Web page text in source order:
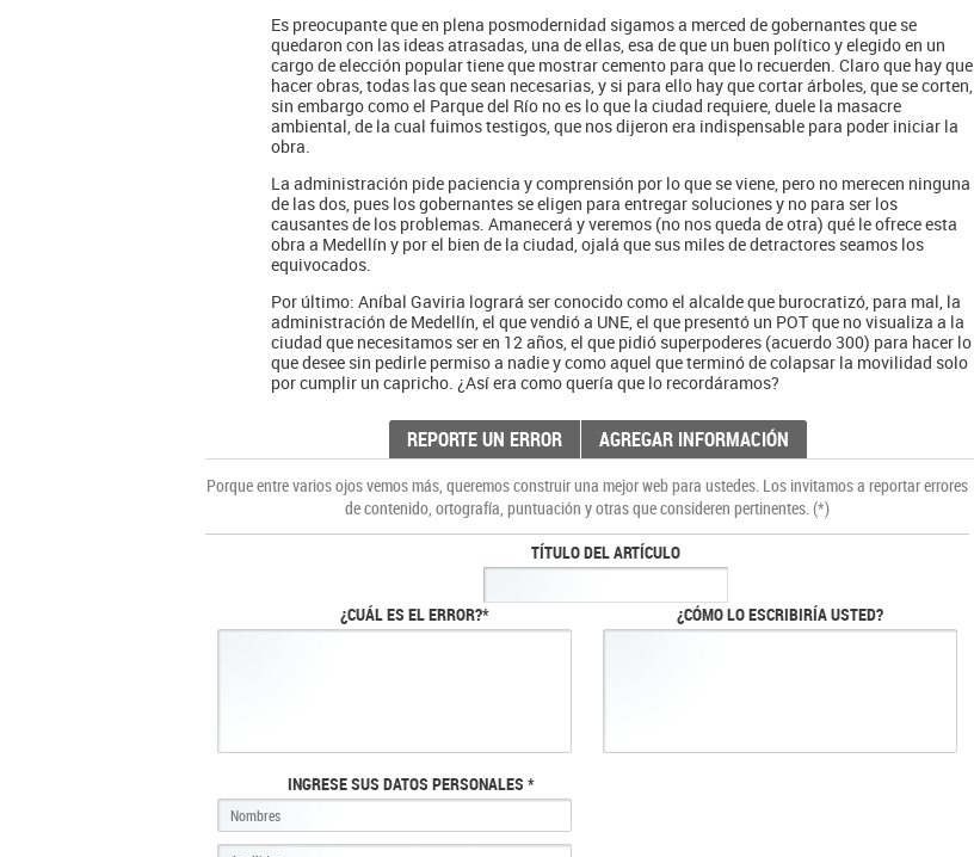
Es preocupante que en plena posmodernidad sigamos a merced de gobernantes que se
quedaron con las ideas atrasadas, una de ellas, esa de que un buen político y elegido en un
cargo de elección popular tiene que mostrar cemento para que lo recuerden. Claro que hay que
hacer obras, todas las que sean necesarias, y si para ello hay que cortar árboles, que se corten,
sin embargo como el Parque del Río no es lo que la ciudad requiere, duele la masacre
ambiental, de la cual fuimos testigos, que nos dijeron era indispensable para poder iniciar la
obra.
La administración pide paciencia y comprensión por lo que se viene, pero no merecen ninguna
de las dos, pues los gobernantes se eligen para entregar soluciones y no para ser los
causantes de los problemas. Amanecerá y veremos (no nos queda de otra) qué le ofrece esta
obra a Medellín y por el bien de la ciudad, ojalá que sus miles de detractores seamos los
equivocados.
Por último: Aníbal Gaviria logrará ser conocido como el alcalde que burocratizó, para mal, la
administración de Medellín, el que vendió a UNE, el que presentó un POT que no visualiza a la
ciudad que necesitamos ser en 12 años, el que pidió superpoderes (acuerdo 300) para hacer lo
que desee sin pedirle permiso a nadie y como aquel que terminó de colapsar la movilidad solo
por cumplir un capricho. ¿Así era como quería que lo recordáramos?
REPORTE UN ERROR AGREGAR INFORMACIÓN
Porque entre varios ojos vemos más, queremos construir una mejor web para ustedes. Los invitamos a reportar errores
de contenido, ortografía, puntuación y otras que consideren pertinentes. (*)
TÍTULO DEL ARTÍCULO
¿CUÁL ES EL ERROR?* ¿CÓMO LO ESCRIBIRÍA USTED?
INGRESE SUS DATOS PERSONALES *